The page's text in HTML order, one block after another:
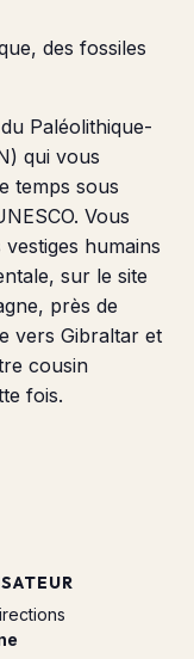
des fossiles
Paléolithique-
qui vous
temps sous
Vous
humains
sur le site
près de
vers Gibraltar et
cousin
fois.